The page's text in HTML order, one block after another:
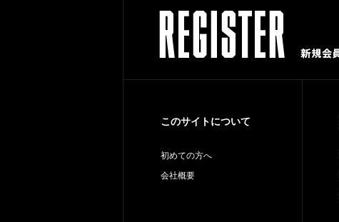
このサイトについて
初めての方へ
会社概要